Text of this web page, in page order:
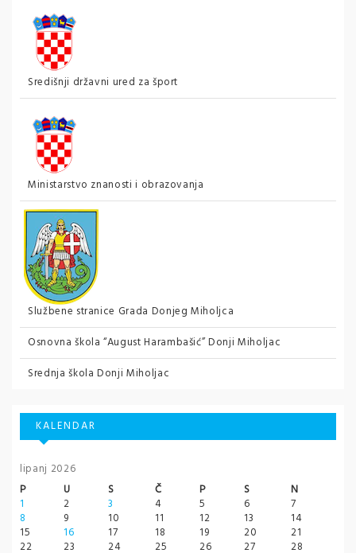
Središnji državni ured za šport
Ministarstvo znanosti i obrazovanja
Službene stranice Grada Donjeg Miholjca
Osnovna škola “August Harambašić” Donji Miholjac
Srednja škola Donji Miholjac
KALENDAR
lipanj 2026
P
U S Č P S
N
1
2 3 4 5 6
7
8
9 10 11 12 13
14
15
16 17 18 19 20
21
22
23 24 25 26 27
28